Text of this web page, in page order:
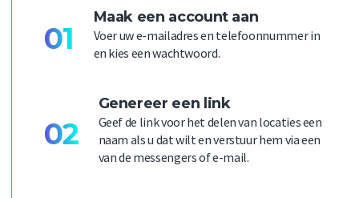
01
Maak een account aan
Voer uw e-mailadres en telefoonnummer in
en kies een wachtwoord.
02
Genereer een link
Geef de link voor het delen van locaties een
naam als u dat wilt en verstuur hem via een
van de messengers of e-mail.